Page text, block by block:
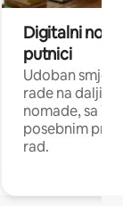
Digitalni
putnici
Udoban
rade na
nomade, sa
posebnim
rad.